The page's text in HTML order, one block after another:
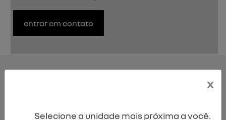
entrar em contato
KARDIAN x
Selecione a unidade mais próxima a você.